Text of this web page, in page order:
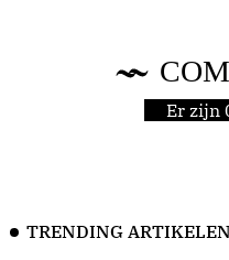
Er zijn
TRENDING ARTIKELEN